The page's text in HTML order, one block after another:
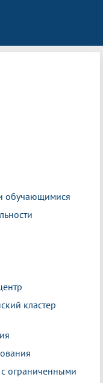
обучающимися
кластер
ограниченными